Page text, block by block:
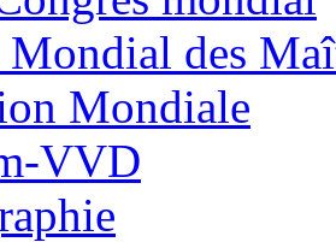
des
Mondiale
VVD